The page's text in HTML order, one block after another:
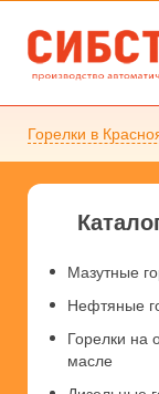
Горелки в
Мазутные
Нефтяные
Горелки на
масле